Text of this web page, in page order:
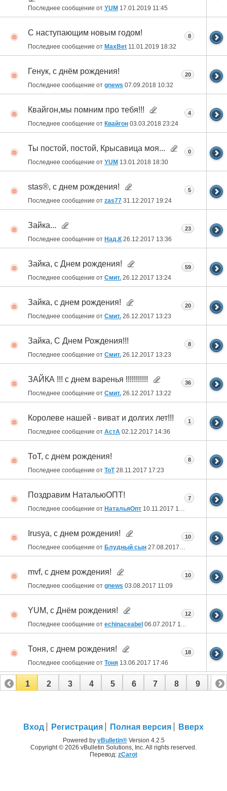
Последнее сообщение от YUM 17.01.2019 11:45
С наступающим новым годом!
Последнее сообщение от MaxBet 11.01.2019 18:32
8
Генук, с днём рождения!
Последнее сообщение от gnews 07.09.2018 10:32
20
Квайгон,мы помним про тебя!!!
Последнее сообщение от Квайгон 03.03.2018 23:24
4
Ты постой, постой, Крысавица моя...
Последнее сообщение от YUM 13.01.2018 18:30
0
stas®, с днем рождения!
Последнее сообщение от zas77 31.12.2017 19:24
5
Зайка...
Последнее сообщение от Над.К 26.12.2017 13:36
23
Зайка, с Днем рождения!
Последнее сообщение от Смит. 26.12.2017 13:24
59
Зайка, с днем рождения!
Последнее сообщение от Смит. 26.12.2017 13:23
20
Зайка, С Днем Рождения!!!
Последнее сообщение от Смит. 26.12.2017 13:23
8
ЗАЙКА !!! с днем варенья !!!!!!!!!!!
Последнее сообщение от Смит. 26.12.2017 13:22
36
Королеве нашей - виват и долгих лет!!!
Последнее сообщение от АстА 02.12.2017 14:36
1
ТоТ, с днем рождения!
Последнее сообщение от ToT28.11.2017 17:23
8
Поздравим НатальюОПТ!
Последнее сообщение от НатальяОпт 10.11.2017 16:04
7
Irusya, с днем рождения!
Последнее сообщение от Блудный сын 27.08.2017
10
mvf, с днем рождения!
Последнее сообщение от gnews 03.08.2017 11:09
10
YUM, с Днём рождения!
Последнее сообщение от echinaceabel 06.07.2017 11:54
12
Тоня, с днем рождения!
Последнее сообщение от Тоня 13.06.2017 17:46
18
1 2 3 4 5 6 7 8 9 10
Вход Регистрация Полная версия Вверх
Powered by vBulletin®Version 4.2.5
Copyright © 2026 vBulletin Solutions, Inc. All rights reserved.
Перевод: zCarot